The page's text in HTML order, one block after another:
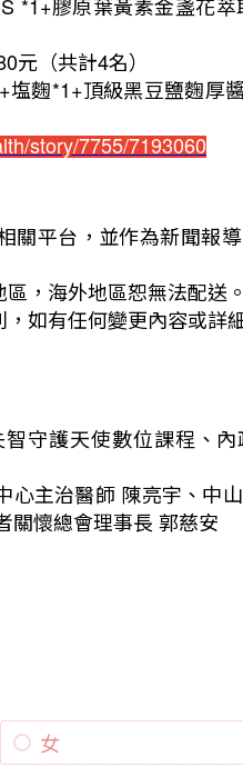
*1+膠原葉黃素金盞花
元（共計4名）
麴*1+頂級黑豆鹽麴厚
story/7755/7193060
關平台，並作為新聞報
，海外地區恕無法配送
如有任何變更內容或詳
守護天使數位課程、
心主治醫師 陳亮宇、中
關懷總會理事長 郭慈安
女